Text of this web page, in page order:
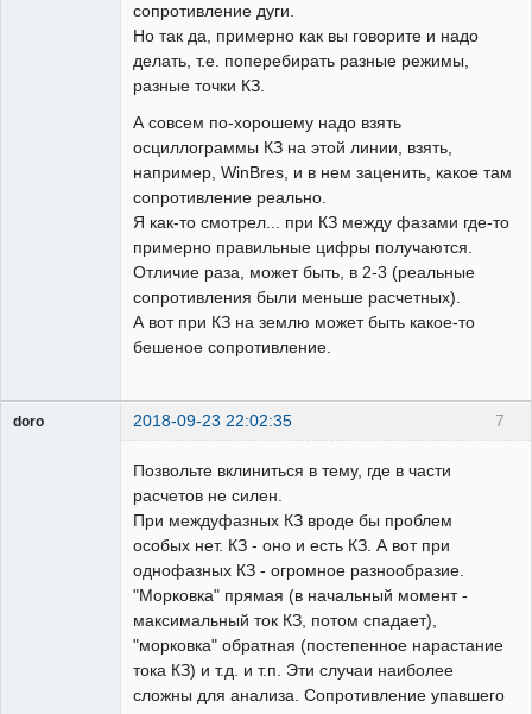
сопротивление дуги.
Но так да, примерно как вы говорите и надо
делать, т.е. поперебирать разные режимы,
разные точки КЗ.
А совсем по-хорошему надо взять
осциллограммы КЗ на этой линии, взять,
например, WinBres, и в нем заценить, какое там
сопротивление реально.
Я как-то смотрел... при КЗ между фазами где-то
примерно правильные цифры получаются.
Отличие раза, может быть, в 2-3 (реальные
сопротивления были меньше расчетных).
А вот при КЗ на землю может быть какое-то
бешеное сопротивление.
7
doro 2018-09-23 22:02:35
Позвольте вклиниться в тему, где в части
расчетов не силен.
При междуфазных КЗ вроде бы проблем
особых нет. КЗ - оно и есть КЗ. А вот при
однофазных КЗ - огромное разнообразие.
"Морковка" прямая (в начальный момент -
максимальный ток КЗ, потом спадает),
"морковка" обратная (постепенное нарастание
тока КЗ) и т.д. и т.п. Эти случаи наиболее
сложны для анализа. Сопротивление упавшего